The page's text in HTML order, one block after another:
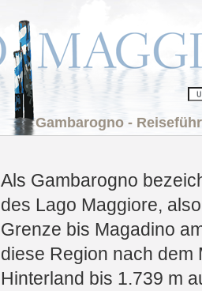
Gambarogno -
Als Gambarogno
des Lago Maggiore,
Grenze bis Magadino
diese Region nach dem
Hinterland bis 1.739 m